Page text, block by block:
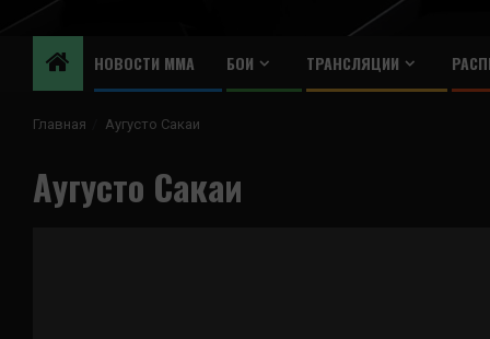
НОВОСТИ ММА БОИ ТРАНСЛЯЦИИ
Главная Аугусто Сакаи
Аугусто Сакаи